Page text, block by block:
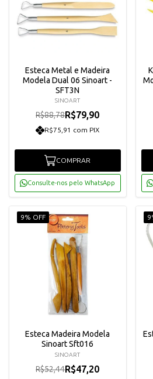
Esteca Metal e Madeira
Modela Dual 06 Sinoart -
SFT3N
SINOART
R$88,78R$79,90
R$75,91 com PIX
COMPRAR
Consulte-nos pelo WhatsApp
9% OFF
Esteca Madeira Modela
Sinoart Sft016
SINOART
R$52,44R$47,20